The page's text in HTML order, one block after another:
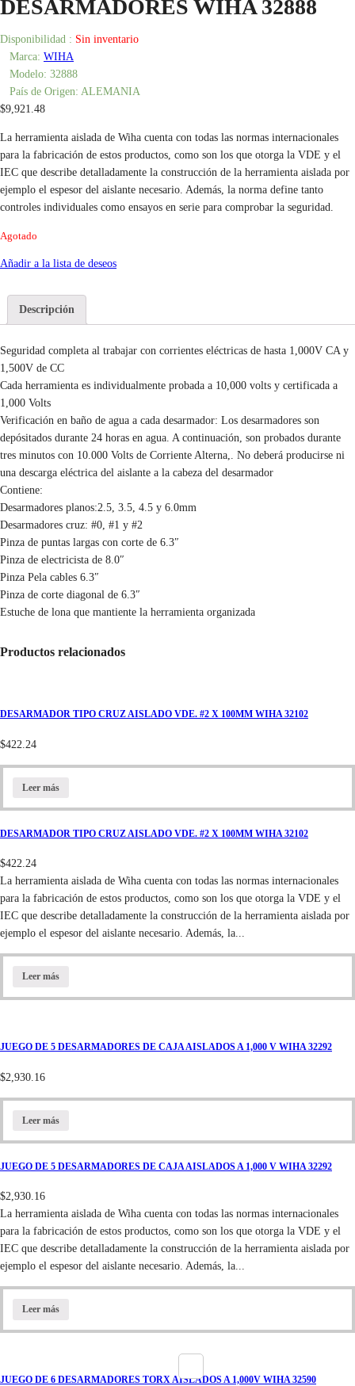
DESARMADORES WIHA 32888
Disponibilidad : Sin inventario
Marca: WIHA
Modelo: 32888
País de Origen: ALEMANIA
$9,921.48
La herramienta aislada de Wiha cuenta con todas las normas internacionales
para la fabricación de estos productos, como son los que otorga la VDE y el
IEC que describe detalladamente la construcción de la herramienta aislada por
ejemplo el espesor del aislante necesario. Además, la norma define tanto
controles individuales como ensayos en serie para comprobar la seguridad.
Agotado
Añadir a la lista de deseos
Descripción
Seguridad completa al trabajar con corrientes eléctricas de hasta 1,000V CA y
1,500V de CC
Cada herramienta es individualmente probada a 10,000 volts y certificada a
1,000 Volts
Verificación en baño de agua a cada desarmador: Los desarmadores son
depósitados durante 24 horas en agua. A continuación, son probados durante
tres minutos con 10.000 Volts de Corriente Alterna,. No deberá producirse ni
una descarga eléctrica del aislante a la cabeza del desarmador
Contiene:
Desarmadores planos:2.5, 3.5, 4.5 y 6.0mm
Desarmadores cruz: #0, #1 y #2
Pinza de puntas largas con corte de 6.3″
Pinza de electricista de 8.0″
Pinza Pela cables 6.3″
Pinza de corte diagonal de 6.3″
Estuche de lona que mantiente la herramienta organizada
Productos relacionados
DESARMADOR TIPO CRUZ AISLADO VDE. #2 X 100MM WIHA 32102
$422.24
Leer más
DESARMADOR TIPO CRUZ AISLADO VDE. #2 X 100MM WIHA 32102
$422.24
La herramienta aislada de Wiha cuenta con todas las normas internacionales
para la fabricación de estos productos, como son los que otorga la VDE y el
IEC que describe detalladamente la construcción de la herramienta aislada por
ejemplo el espesor del aislante necesario. Además, la...
Leer más
JUEGO DE 5 DESARMADORES DE CAJA AISLADOS A 1,000 V WIHA 32292
$2,930.16
Leer más
JUEGO DE 5 DESARMADORES DE CAJA AISLADOS A 1,000 V WIHA 32292
$2,930.16
La herramienta aislada de Wiha cuenta con todas las normas internacionales
para la fabricación de estos productos, como son los que otorga la VDE y el
IEC que describe detalladamente la construcción de la herramienta aislada por
ejemplo el espesor del aislante necesario. Además, la...
Leer más
JUEGO DE 6 DESARMADORES TORX AISLADOS A 1,000V WIHA 32590